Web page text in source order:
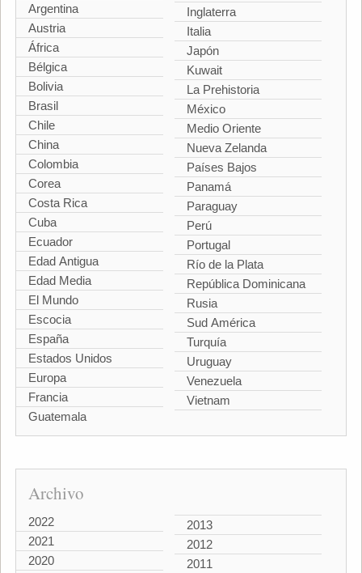
Argentina
Austria
África
Bélgica
Bolivia
Brasil
Chile
China
Colombia
Corea
Costa Rica
Cuba
Ecuador
Edad Antigua
Edad Media
El Mundo
Escocia
España
Estados Unidos
Europa
Francia
Guatemala
Inglaterra
Italia
Japón
Kuwait
La Prehistoria
México
Medio Oriente
Nueva Zelanda
Países Bajos
Panamá
Paraguay
Perú
Portugal
Río de la Plata
República Dominicana
Rusia
Sud América
Turquía
Uruguay
Venezuela
Vietnam
Archivo
2022
2021
2020
2013
2012
2011